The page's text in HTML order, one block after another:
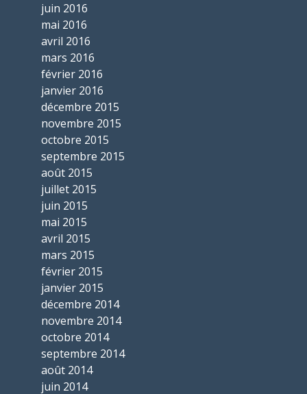
juin 2016
mai 2016
avril 2016
mars 2016
février 2016
janvier 2016
décembre 2015
novembre 2015
octobre 2015
septembre 2015
août 2015
juillet 2015
juin 2015
mai 2015
avril 2015
mars 2015
février 2015
janvier 2015
décembre 2014
novembre 2014
octobre 2014
septembre 2014
août 2014
juin 2014